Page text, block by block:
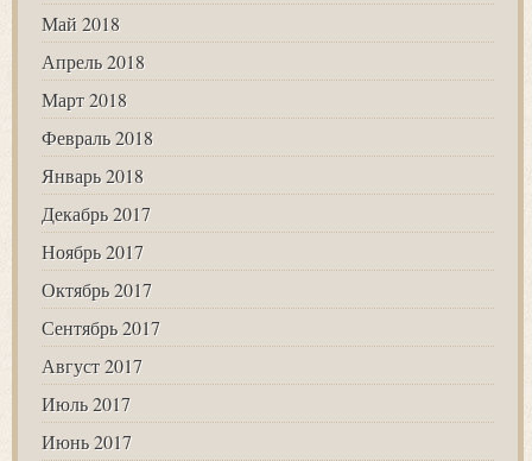
Май 2018
Апрель 2018
Март 2018
Февраль 2018
Январь 2018
Декабрь 2017
Ноябрь 2017
Октябрь 2017
Сентябрь 2017
Август 2017
Июль 2017
Июнь 2017